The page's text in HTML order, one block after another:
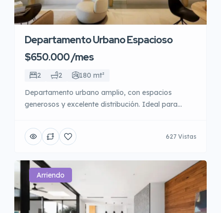
Departamento Urbano Espacioso
$650.000 /mes
2 2
180 mt²
Departamento urbano amplio, con espacios
generosos y excelente distribución. Ideal para
cercanía a servicios, áreas verdes y una ubicación
que combina tranquilidad con acceso rápido al627 Vistas
Arriendo